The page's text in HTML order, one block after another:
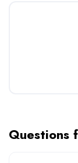
Questions